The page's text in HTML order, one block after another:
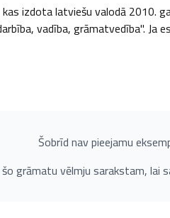
izdota latviešu valodā 2010.
vadība, grāmatvedība". Ja
Šobrīd nav pieejamu
grāmatu vēlmju sarakstam, lai